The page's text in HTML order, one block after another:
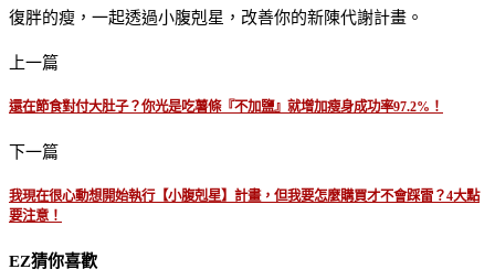
復胖的瘦，一起透過小腹剋星，改善你的新陳代謝計畫。
上一篇
還在節食對付大肚子？你光是吃薯條『不加鹽』就增加瘦身成功率97.2%！
下一篇
我現在很心動想開始執行【小腹剋星】計畫，但我要怎麼購買才不會踩雷？4大點
要注意！
EZ猜你喜歡